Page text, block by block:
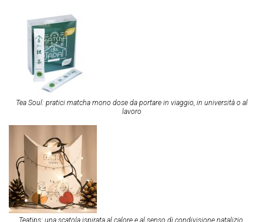
Tea Soul: pratici matcha mono dose da portare in viaggio, in università o al
lavoro